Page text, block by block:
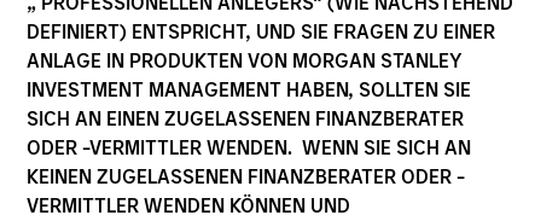
DEFINIERT) ENTSPRICHT, UND SIE FRAGEN ZU EINER
ANLAGE IN PRODUKTEN VON MORGAN STANLEY
INVESTMENT MANAGEMENT HABEN, SOLLTEN SIE
SICH AN EINEN ZUGELASSENEN FINANZBERATER
ODER -VERMITTLER WENDEN. WENN SIE SICH AN
KEINEN ZUGELASSENEN FINANZBERATER ODER -
VERMITTLER WENDEN KÖNNEN UND